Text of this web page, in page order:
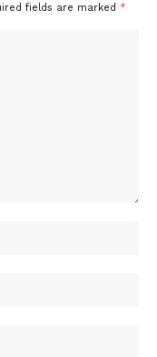
fields are marked *